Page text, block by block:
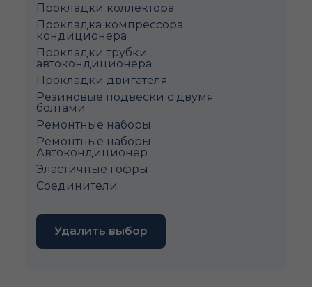
Прокладки коллектора
Прокладка компрессора
кондиционера
Прокладки трубки
автокондиционера
Прокладки двигателя
Резиновые подвески с двумя
болтами
Ремонтные наборы
Ремонтные наборы -
Автокондиционер
Эластичные гофры
Соединители
Удалить выбор